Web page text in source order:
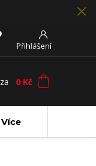
Přihlášení
za 0 Kč
Více